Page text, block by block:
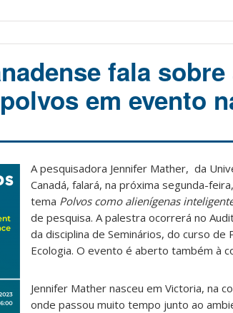
fala sobre
em evento
A pesquisadora Jennifer Mather, da
Canadá, falará, na próxima segunda-
tema Polvos como alienígenas
de pesquisa. A palestra ocorrerá no
da disciplina de Seminários, do curso de
Ecologia. O evento é aberto também à
Jennifer Mather nasceu em Victoria, na
onde passou muito tempo junto ao